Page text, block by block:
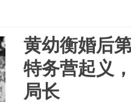
黄幼衡婚后
特务营起义
局长